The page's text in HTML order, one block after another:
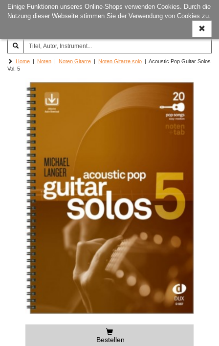
Einige Funktionen unseres Online-Shops verwenden Cookies. Durch die
Nutzung dieser Webseite stimmen Sie der Verwendung von Cookies zu.
ein-/
Joachim‐Trekel‐Musikverlag,
Hamburg
Home | Noten | Noten Gitarre | Noten Gitarre solo | Acoustic Pop Guitar Solos
Vol. 5
Bestellen